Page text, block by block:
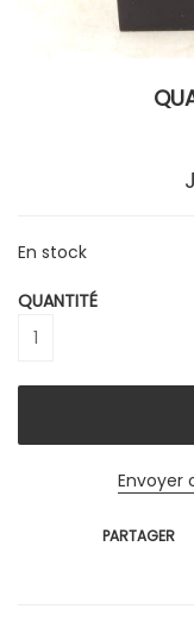
En stock
QUANTITÉ
PARTAGER